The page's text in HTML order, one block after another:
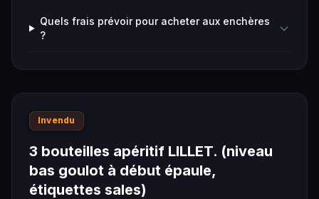
Quels frais prévoir pour acheter aux enchères
?
Invendu
3 bouteilles apéritif LILLET. (niveau
bas goulot à début épaule,
étiquettes sales)